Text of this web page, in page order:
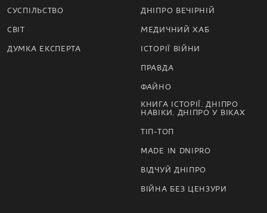
СУСПІЛЬСТВО
СВІТ
ДУМКА ЕКСПЕРТА
ДНІПРО ВЕЧІРНІЙ
МЕДИЧНИЙ ХАБ
ІСТОРІЇ ВІЙНИ
ПРАВДА
ФАЙНО
КНИГА ІСТОРІЇ. ДНІПРО
НАВІКИ. ДНІПРО У ВІКАХ
ТІП-ТОП
MADE IN DNIPRO
ВІДЧУЙ ДНІПРО
ВІЙНА БЕЗ ЦЕНЗУРИ